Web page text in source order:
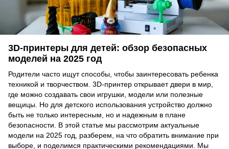
3D-принтеры для детей: обзор безопасных
моделей на 2025 год
Родители часто ищут способы, чтобы заинтересовать ребенка
техникой и творчеством. 3D-принтер открывает двери в мир,
где можно создавать свои игрушки, модели или полезные
вещицы. Но для детского использования устройство должно
быть не только интересным, но и надежным в плане
безопасности. В этой статье мы рассмотрим актуальные
модели на 2025 год, разберем, на что обратить внимание при
выборе, и поделимся практическими рекомендациями. Мы